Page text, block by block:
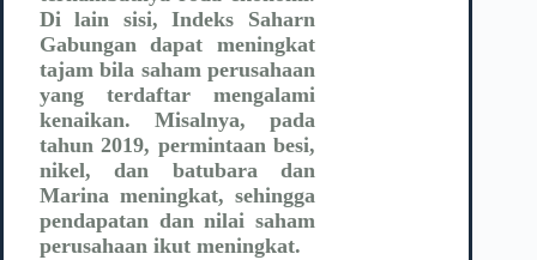
Di lain sisi, Indeks Saharn
Gabungan dapat meningkat
tajam bila saham perusahaan
yang terdaftar mengalami
kenaikan. Misalnya, pada
tahun 2019, permintaan besi,
nikel, dan batubara dan
Marina meningkat, sehingga
pendapatan dan nilai saham
perusahaan ikut meningkat.